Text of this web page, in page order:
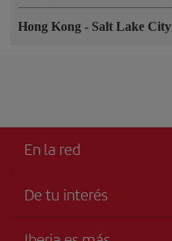
Hong Kong - Salt Lake City
En la red
De tu interés